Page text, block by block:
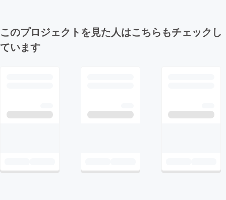
このプロジェクトを見た人はこちらもチェックし
ています